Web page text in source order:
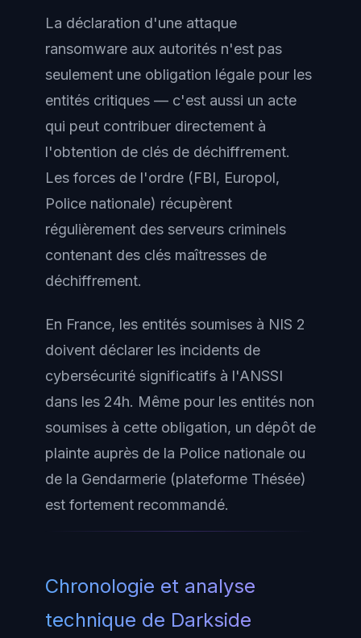
La déclaration d'une attaque
ransomware aux autorités n'est pas
seulement une obligation légale pour les
entités critiques — c'est aussi un acte
qui peut contribuer directement à
l'obtention de clés de déchiffrement.
Les forces de l'ordre (FBI, Europol,
Police nationale) récupèrent
régulièrement des serveurs criminels
contenant des clés maîtresses de
déchiffrement.
En France, les entités soumises à NIS 2
doivent déclarer les incidents de
cybersécurité significatifs à l'ANSSI
dans les 24h. Même pour les entités non
soumises à cette obligation, un dépôt de
plainte auprès de la Police nationale ou
de la Gendarmerie (plateforme Thésée)
est fortement recommandé.
Chronologie et analyse
technique de Darkside